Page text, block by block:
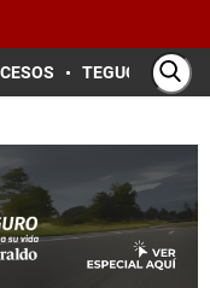
TEGUCIGALPA